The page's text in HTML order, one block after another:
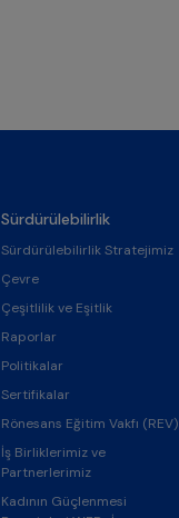
Sürdürülebilirlik
Sürdürülebilirlik Stratejimiz
Çevre
Çeşitlilik ve Eşitlik
Raporlar
Politikalar
Sertifikalar
Rönesans Eğitim Vakfı (REV)
İş Birliklerimiz ve
Partnerlerimiz
Kadının Güçlenmesi